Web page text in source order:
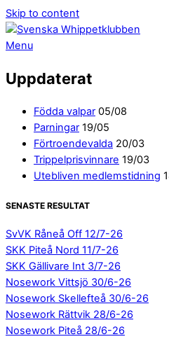
Skip to content
Menu
Uppdaterat
Födda valpar 05/08
Parningar 19/05
Förtroendevalda 20/03
Trippelprisvinnare 19/03
Utebliven medlemstidning
SENASTE RESULTAT
SvVK Råneå Off 12/7-26
SKK Piteå Nord 11/7-26
SKK Gällivare Int 3/7-26
Nosework Vittsjö 30/6-26
Nosework Skellefteå 30/6-26
Nosework Rättvik 28/6-26
Nosework Piteå 28/6-26